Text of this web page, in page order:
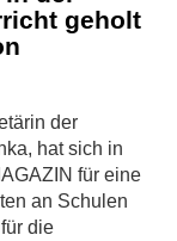
geholt
der
hat sich in
für eine
an Schulen
die